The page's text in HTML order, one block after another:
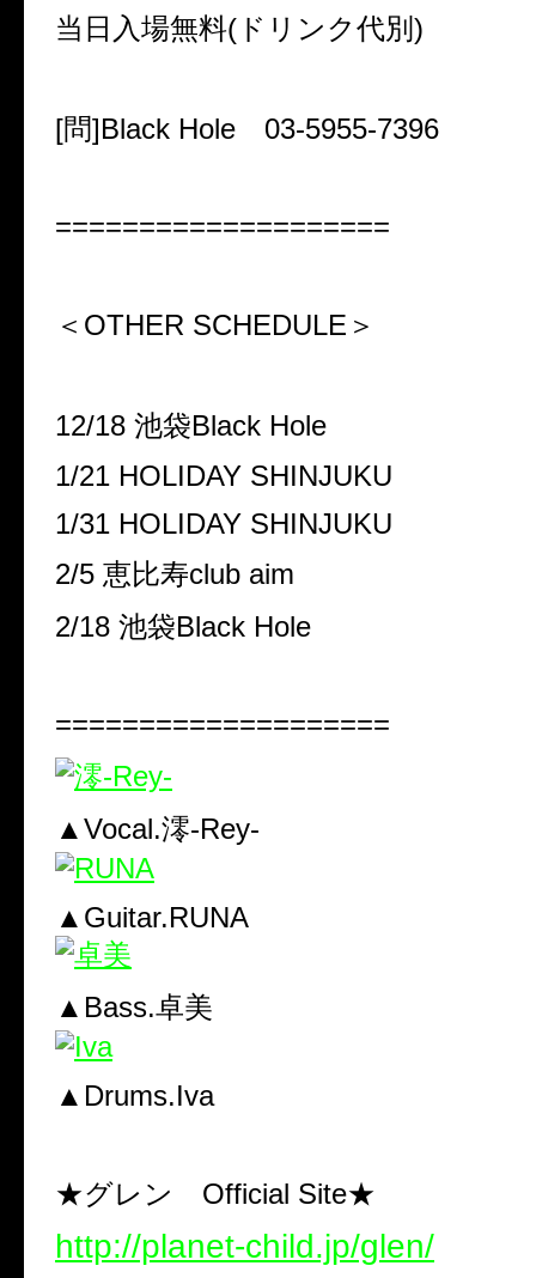
当日入場無料(ドリンク代別)
[問]Black Hole 03-5955-7396
====================
＜OTHER SCHEDULE＞
12/18 池袋Black Hole
1/21 HOLIDAY SHINJUKU
1/31 HOLIDAY SHINJUKU
2/5 恵比寿club aim
2/18 池袋Black Hole
====================
▲Vocal.澪-Rey-
▲Guitar.RUNA
▲Bass.卓美
▲Drums.Iva
★グレン Official Site★
http://planet-child.jp/glen/